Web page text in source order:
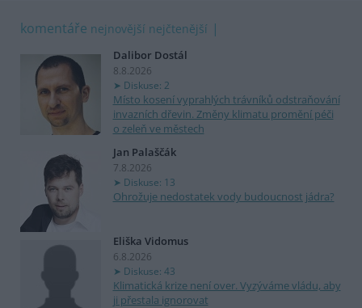
komentáře nejnovější nejčtenější
Dalibor Dostál
8.8.2026
Diskuse: 2
Místo kosení vyprahlých trávníků odstraňování
invazních dřevin. Změny klimatu promění péči
o zeleň ve městech
Jan Palaščák
7.8.2026
Diskuse: 13
Ohrožuje nedostatek vody budoucnost jádra?
Eliška Vidomus
6.8.2026
Diskuse: 43
Klimatická krize není over. Vyzýváme vládu, aby
ji přestala ignorovat